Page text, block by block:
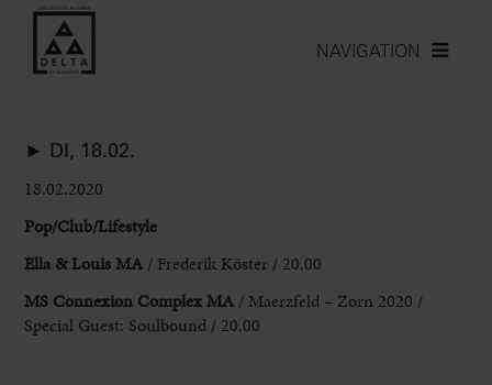
NAVIGATION
► DI, 18.02.
18.02.2020
Pop/Club/Lifestyle
Ella & Louis MA / Frederik Köster / 20.00
MS Connexion Complex MA / Maerzfeld – Zorn 2020 /
Special Guest: Soulbound / 20.00